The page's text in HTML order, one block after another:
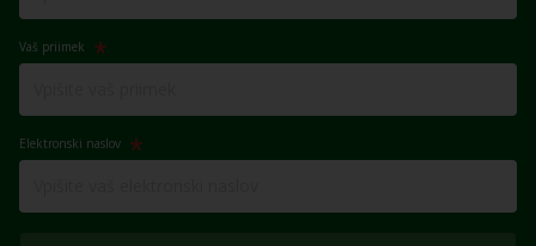
Vaš priimek
Elektronski naslov